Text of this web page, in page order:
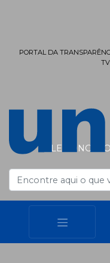
FALE CONOSCO
PORTAL DA